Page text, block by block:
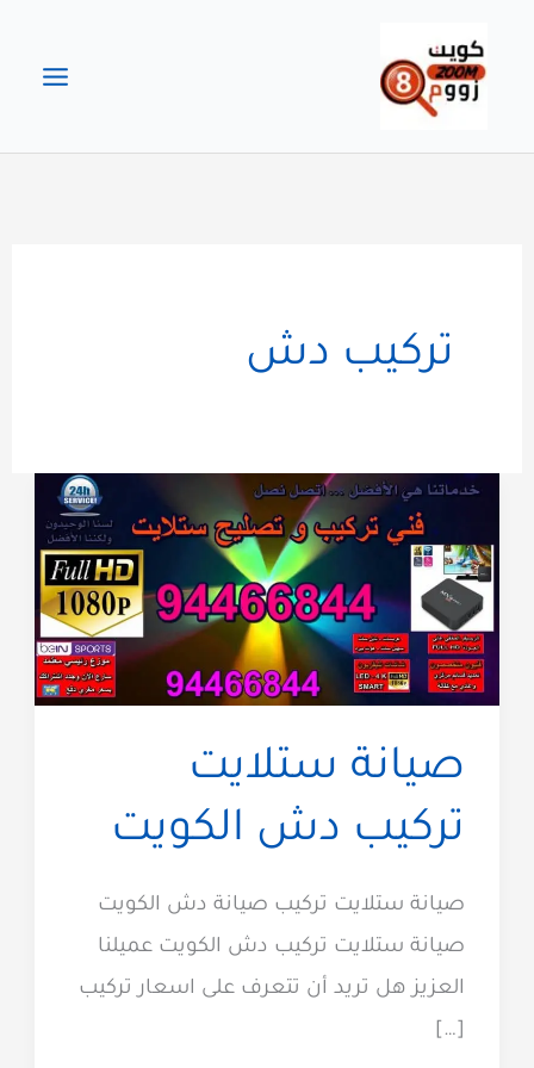
المحتوى
تركيب دش
صيانة ستلايت
تركيب دش الكويت
صيانة ستلايت تركيب صيانة دش الكويت
صيانة ستلايت تركيب دش الكويت عميلنا
العزيز هل تريد أن تتعرف على اسعار تركيب
[…]